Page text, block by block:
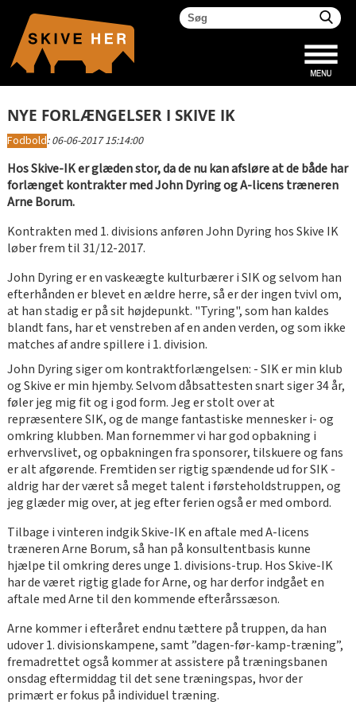
NYE FORLÆNGELSER I SKIVE IK
Fodbold:06-06-2017 15:14:00
Hos Skive-IK er glæden stor, da de nu kan afsløre at de både har
forlænget kontrakter med John Dyring og A-licens træneren
Arne Borum.
Kontrakten med 1. divisions anføren John Dyring hos Skive IK
løber frem til 31/12-2017.
John Dyring er en vaskeægte kulturbærer i SIK og selvom han
efterhånden er blevet en ældre herre, så er der ingen tvivl om,
at han stadig er på sit højdepunkt. "Tyring", som han kaldes
blandt fans, har et venstreben af en anden verden, og som ikke
matches af andre spillere i 1. division.
John Dyring siger om kontraktforlængelsen: - SIK er min klub
og Skive er min hjemby. Selvom dåbsattesten snart siger 34 år,
føler jeg mig fit og i god form. Jeg er stolt over at
repræsentere SIK, og de mange fantastiske mennesker i- og
omkring klubben. Man fornemmer vi har god opbakning i
erhvervslivet, og opbakningen fra sponsorer, tilskuere og fans
er alt afgørende. Fremtiden ser rigtig spændende ud for SIK -
aldrig har der været så meget talent i førsteholdstruppen, og
jeg glæder mig over, at jeg efter ferien også er med ombord.
Tilbage i vinteren indgik Skive-IK en aftale med A-licens
træneren Arne Borum, så han på konsultentbasis kunne
hjælpe til omkring deres unge 1. divisions-trup. Hos Skive-IK
har de været rigtig glade for Arne, og har derfor indgået en
aftale med Arne til den kommende efterårssæson.
Arne kommer i efteråret endnu tættere på truppen, da han
udover 1. divisionskampene, samt ”dagen-før-kamp-træning”,
fremadrettet også kommer at assistere på træningsbanen
onsdag eftermiddag til det sene træningspas, hvor der
primært er fokus på individuel træning.